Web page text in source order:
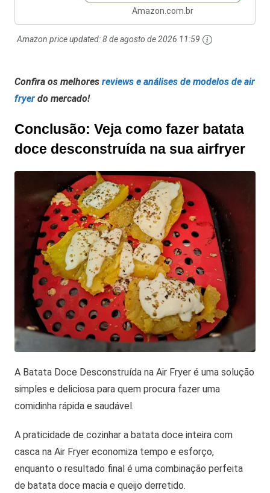
Amazon.com.br
Amazon price updated:8 de agosto de 2026 11:59
Confira os melhores reviews e análises de modelos de air
fryer do mercado!
Conclusão: Veja como fazer batata
doce desconstruída na sua airfryer
A Batata Doce Desconstruída na Air Fryer é uma solução
simples e deliciosa para quem procura fazer uma
comidinha rápida e saudável.
A praticidade de cozinhar a batata doce inteira com
casca na Air Fryer economiza tempo e esforço,
enquanto o resultado final é uma combinação perfeita
de batata doce macia e queijo derretido.